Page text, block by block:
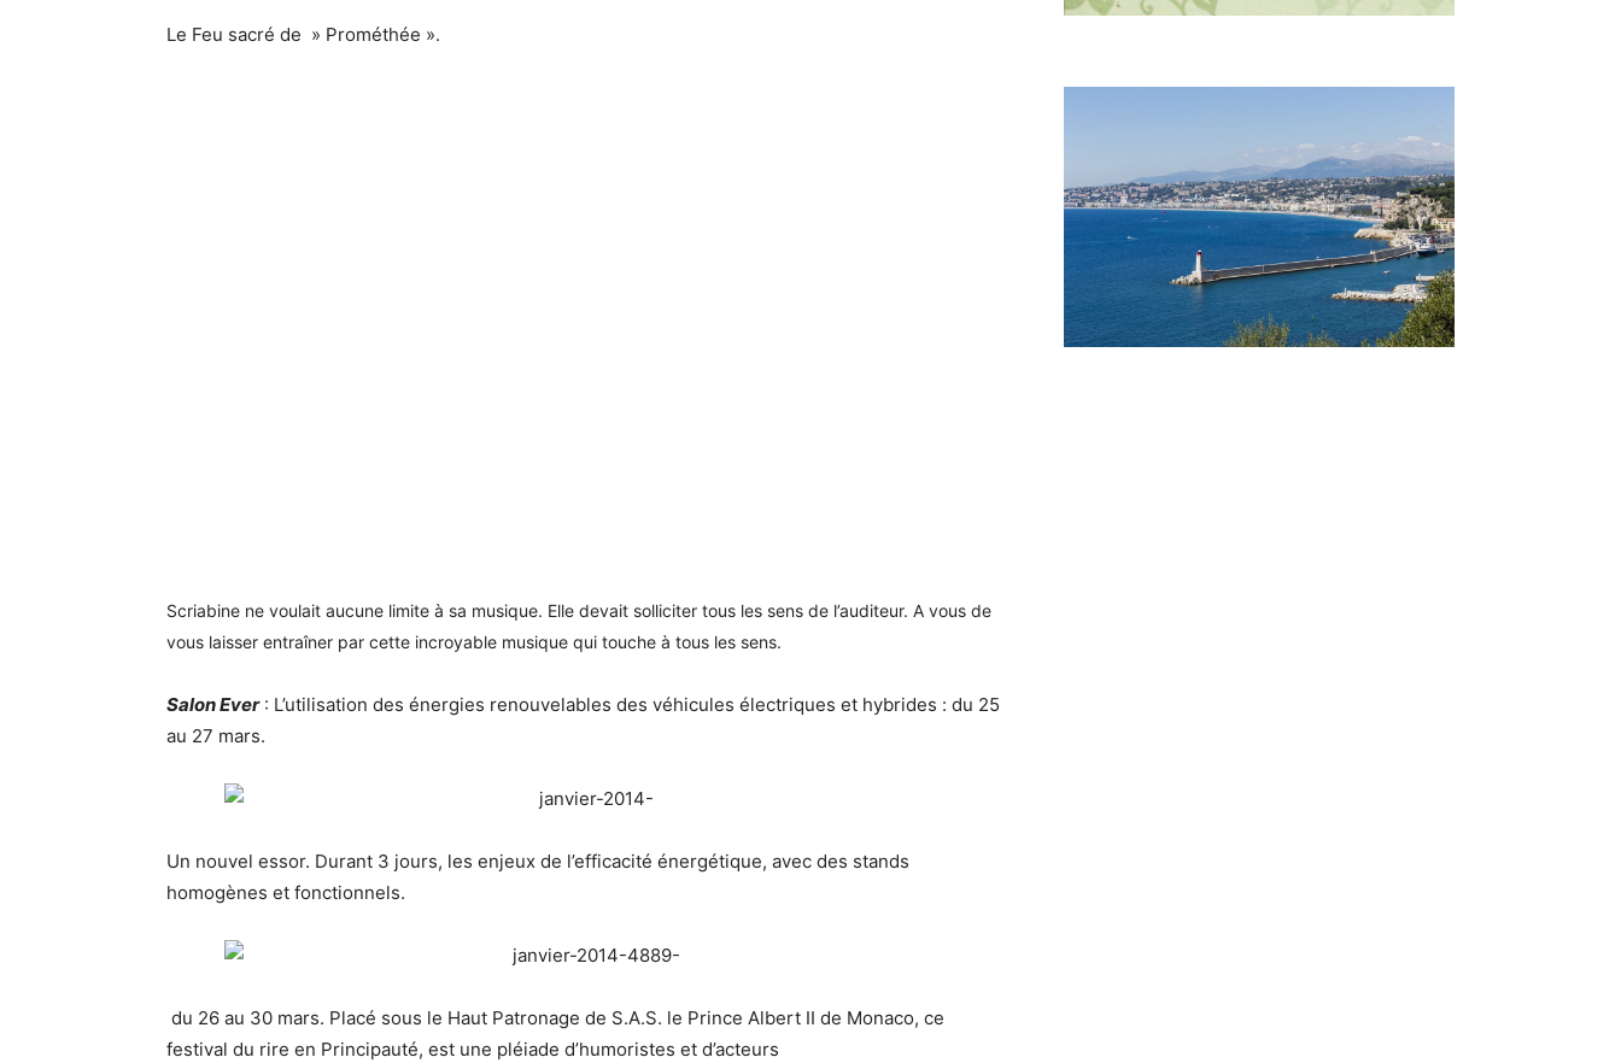
Le Feu sacré de » Prométhée ».
Scriabine ne voulait aucune limite à sa musique. Elle devait solliciter tous les sens de l’auditeur. A vous de
vous laisser entraîner par cette incroyable musique qui touche à tous les sens.
Salon Ever: L’utilisation des énergies renouvelables des véhicules électriques et hybrides : du 25
au 27 mars.
Un nouvel essor. Durant 3 jours, les enjeux de l’efficacité énergétique, avec des stands
homogènes et fonctionnels.
du 26 au 30 mars. Placé sous le Haut Patronage de S.A.S. le Prince Albert II de Monaco, ce
festival du rire en Principauté, est une pléiade d’humoristes et d’acteurs